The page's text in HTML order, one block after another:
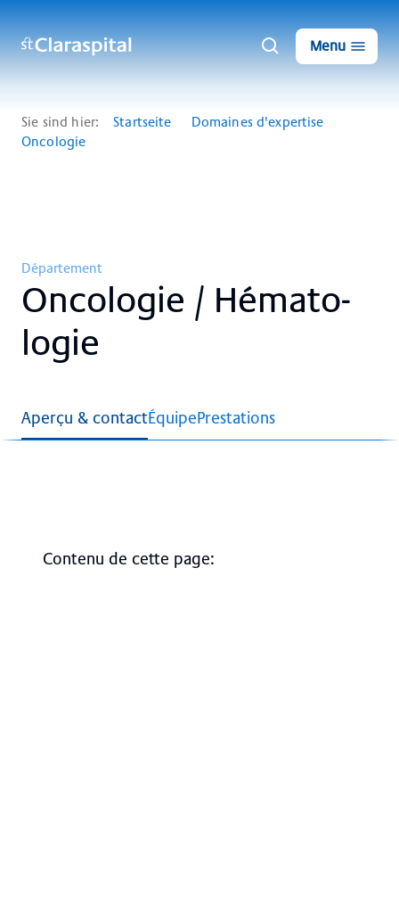
Menu
Sie sind hier: Startseite
Domaines d'expertise
Oncologie
Département
On­co­lo­gie / Hé­ma­to­
lo­gie
Aperçu & contactÉquipePrestations
Contenu de cette page: